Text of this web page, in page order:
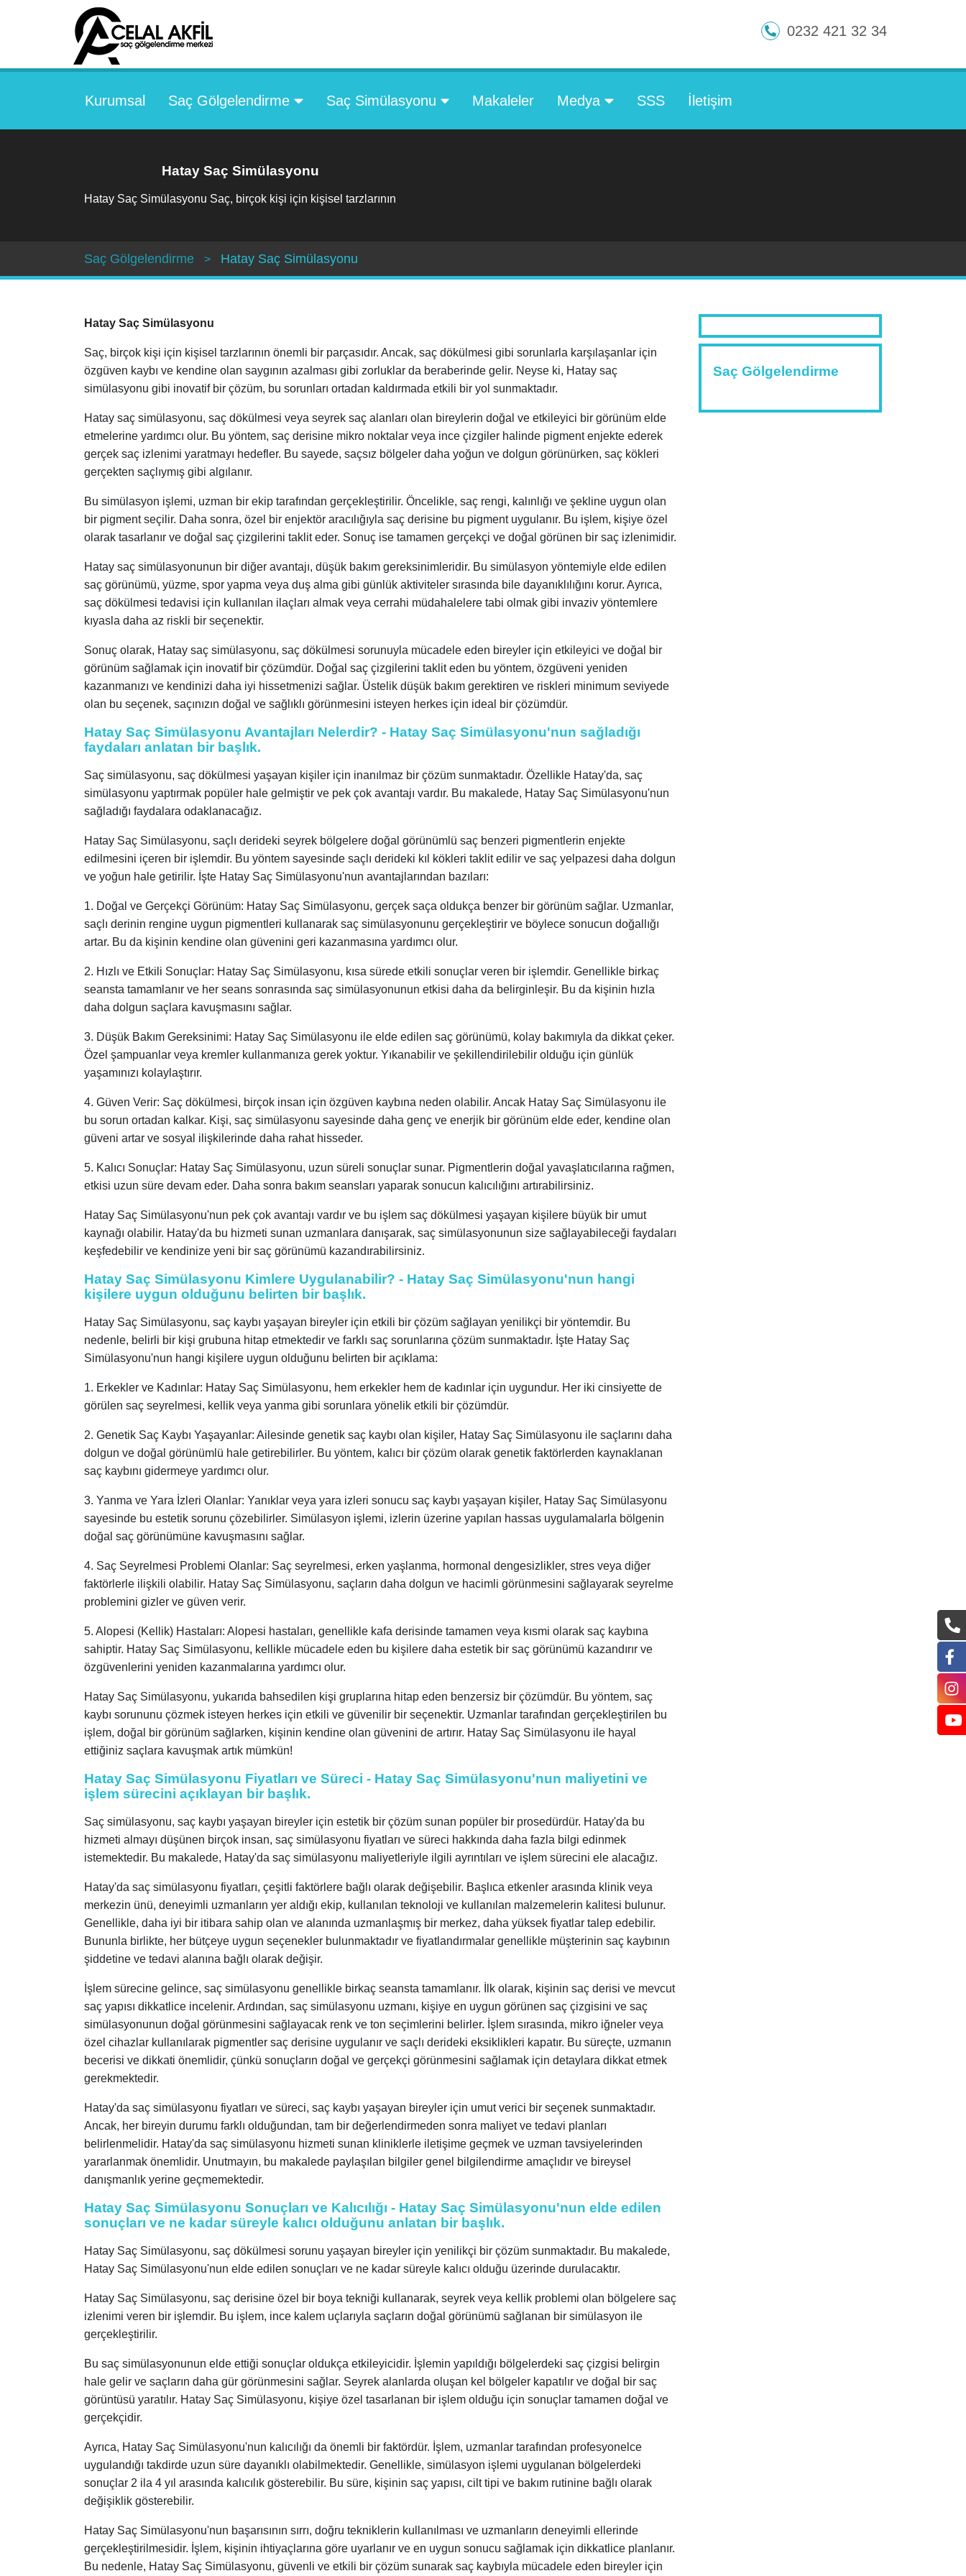
0232 421 32 34
Kurumsal Saç Gölgelendirme Saç Simülasyonu Makaleler Medya SSS İletişim
Hatay Saç Simülasyonu
Hatay Saç Simülasyonu Saç, birçok kişi için kişisel tarzlarının
Saç Gölgelendirme Hatay Saç Simülasyonu
Hatay Saç Simülasyonu
Saç, birçok kişi için kişisel tarzlarının önemli bir parçasıdır. Ancak, saç dökülmesi gibi sorunlarla karşılaşanlar için
özgüven kaybı ve kendine olan saygının azalması gibi zorluklar da beraberinde gelir. Neyse ki, Hatay saç
simülasyonu gibi inovatif bir çözüm, bu sorunları ortadan kaldırmada etkili bir yol sunmaktadır.
Hatay saç simülasyonu, saç dökülmesi veya seyrek saç alanları olan bireylerin doğal ve etkileyici bir görünüm elde
etmelerine yardımcı olur. Bu yöntem, saç derisine mikro noktalar veya ince çizgiler halinde pigment enjekte ederek
gerçek saç izlenimi yaratmayı hedefler. Bu sayede, saçsız bölgeler daha yoğun ve dolgun görünürken, saç kökleri
gerçekten saçlıymış gibi algılanır.
Bu simülasyon işlemi, uzman bir ekip tarafından gerçekleştirilir. Öncelikle, saç rengi, kalınlığı ve şekline uygun olan
bir pigment seçilir. Daha sonra, özel bir enjektör aracılığıyla saç derisine bu pigment uygulanır. Bu işlem, kişiye özel
olarak tasarlanır ve doğal saç çizgilerini taklit eder. Sonuç ise tamamen gerçekçi ve doğal görünen bir saç izlenimidir.
Hatay saç simülasyonunun bir diğer avantajı, düşük bakım gereksinimleridir. Bu simülasyon yöntemiyle elde edilen
saç görünümü, yüzme, spor yapma veya duş alma gibi günlük aktiviteler sırasında bile dayanıklılığını korur. Ayrıca,
saç dökülmesi tedavisi için kullanılan ilaçları almak veya cerrahi müdahalelere tabi olmak gibi invaziv yöntemlere
kıyasla daha az riskli bir seçenektir.
Sonuç olarak, Hatay saç simülasyonu, saç dökülmesi sorunuyla mücadele eden bireyler için etkileyici ve doğal bir
görünüm sağlamak için inovatif bir çözümdür. Doğal saç çizgilerini taklit eden bu yöntem, özgüveni yeniden
kazanmanızı ve kendinizi daha iyi hissetmenizi sağlar. Üstelik düşük bakım gerektiren ve riskleri minimum seviyede
olan bu seçenek, saçınızın doğal ve sağlıklı görünmesini isteyen herkes için ideal bir çözümdür.
Hatay Saç Simülasyonu Avantajları Nelerdir? - Hatay Saç Simülasyonu'nun sağladığı
faydaları anlatan bir başlık.
Saç simülasyonu, saç dökülmesi yaşayan kişiler için inanılmaz bir çözüm sunmaktadır. Özellikle Hatay'da, saç
simülasyonu yaptırmak popüler hale gelmiştir ve pek çok avantajı vardır. Bu makalede, Hatay Saç Simülasyonu'nun
sağladığı faydalara odaklanacağız.
Hatay Saç Simülasyonu, saçlı derideki seyrek bölgelere doğal görünümlü saç benzeri pigmentlerin enjekte
edilmesini içeren bir işlemdir. Bu yöntem sayesinde saçlı derideki kıl kökleri taklit edilir ve saç yelpazesi daha dolgun
ve yoğun hale getirilir. İşte Hatay Saç Simülasyonu'nun avantajlarından bazıları:
1. Doğal ve Gerçekçi Görünüm: Hatay Saç Simülasyonu, gerçek saça oldukça benzer bir görünüm sağlar. Uzmanlar,
saçlı derinin rengine uygun pigmentleri kullanarak saç simülasyonunu gerçekleştirir ve böylece sonucun doğallığı
artar. Bu da kişinin kendine olan güvenini geri kazanmasına yardımcı olur.
2. Hızlı ve Etkili Sonuçlar: Hatay Saç Simülasyonu, kısa sürede etkili sonuçlar veren bir işlemdir. Genellikle birkaç
seansta tamamlanır ve her seans sonrasında saç simülasyonunun etkisi daha da belirginleşir. Bu da kişinin hızla
daha dolgun saçlara kavuşmasını sağlar.
3. Düşük Bakım Gereksinimi: Hatay Saç Simülasyonu ile elde edilen saç görünümü, kolay bakımıyla da dikkat çeker.
Özel şampuanlar veya kremler kullanmanıza gerek yoktur. Yıkanabilir ve şekillendirilebilir olduğu için günlük
yaşamınızı kolaylaştırır.
4. Güven Verir: Saç dökülmesi, birçok insan için özgüven kaybına neden olabilir. Ancak Hatay Saç Simülasyonu ile
bu sorun ortadan kalkar. Kişi, saç simülasyonu sayesinde daha genç ve enerjik bir görünüm elde eder, kendine olan
güveni artar ve sosyal ilişkilerinde daha rahat hisseder.
5. Kalıcı Sonuçlar: Hatay Saç Simülasyonu, uzun süreli sonuçlar sunar. Pigmentlerin doğal yavaşlatıcılarına rağmen,
etkisi uzun süre devam eder. Daha sonra bakım seansları yaparak sonucun kalıcılığını artırabilirsiniz.
Hatay Saç Simülasyonu'nun pek çok avantajı vardır ve bu işlem saç dökülmesi yaşayan kişilere büyük bir umut
kaynağı olabilir. Hatay'da bu hizmeti sunan uzmanlara danışarak, saç simülasyonunun size sağlayabileceği faydaları
keşfedebilir ve kendinize yeni bir saç görünümü kazandırabilirsiniz.
Hatay Saç Simülasyonu Kimlere Uygulanabilir? - Hatay Saç Simülasyonu'nun hangi
kişilere uygun olduğunu belirten bir başlık.
Hatay Saç Simülasyonu, saç kaybı yaşayan bireyler için etkili bir çözüm sağlayan yenilikçi bir yöntemdir. Bu
nedenle, belirli bir kişi grubuna hitap etmektedir ve farklı saç sorunlarına çözüm sunmaktadır. İşte Hatay Saç
Simülasyonu'nun hangi kişilere uygun olduğunu belirten bir açıklama:
1. Erkekler ve Kadınlar: Hatay Saç Simülasyonu, hem erkekler hem de kadınlar için uygundur. Her iki cinsiyette de
görülen saç seyrelmesi, kellik veya yanma gibi sorunlara yönelik etkili bir çözümdür.
2. Genetik Saç Kaybı Yaşayanlar: Ailesinde genetik saç kaybı olan kişiler, Hatay Saç Simülasyonu ile saçlarını daha
dolgun ve doğal görünümlü hale getirebilirler. Bu yöntem, kalıcı bir çözüm olarak genetik faktörlerden kaynaklanan
saç kaybını gidermeye yardımcı olur.
3. Yanma ve Yara İzleri Olanlar: Yanıklar veya yara izleri sonucu saç kaybı yaşayan kişiler, Hatay Saç Simülasyonu
sayesinde bu estetik sorunu çözebilirler. Simülasyon işlemi, izlerin üzerine yapılan hassas uygulamalarla bölgenin
doğal saç görünümüne kavuşmasını sağlar.
4. Saç Seyrelmesi Problemi Olanlar: Saç seyrelmesi, erken yaşlanma, hormonal dengesizlikler, stres veya diğer
faktörlerle ilişkili olabilir. Hatay Saç Simülasyonu, saçların daha dolgun ve hacimli görünmesini sağlayarak seyrelme
problemini gizler ve güven verir.
5. Alopesi (Kellik) Hastaları: Alopesi hastaları, genellikle kafa derisinde tamamen veya kısmi olarak saç kaybına
sahiptir. Hatay Saç Simülasyonu, kellikle mücadele eden bu kişilere daha estetik bir saç görünümü kazandırır ve
özgüvenlerini yeniden kazanmalarına yardımcı olur.
Hatay Saç Simülasyonu, yukarıda bahsedilen kişi gruplarına hitap eden benzersiz bir çözümdür. Bu yöntem, saç
kaybı sorununu çözmek isteyen herkes için etkili ve güvenilir bir seçenektir. Uzmanlar tarafından gerçekleştirilen bu
işlem, doğal bir görünüm sağlarken, kişinin kendine olan güvenini de artırır. Hatay Saç Simülasyonu ile hayal
ettiğiniz saçlara kavuşmak artık mümkün!
Hatay Saç Simülasyonu Fiyatları ve Süreci - Hatay Saç Simülasyonu'nun maliyetini ve
işlem sürecini açıklayan bir başlık.
Saç simülasyonu, saç kaybı yaşayan bireyler için estetik bir çözüm sunan popüler bir prosedürdür. Hatay'da bu
hizmeti almayı düşünen birçok insan, saç simülasyonu fiyatları ve süreci hakkında daha fazla bilgi edinmek
istemektedir. Bu makalede, Hatay'da saç simülasyonu maliyetleriyle ilgili ayrıntıları ve işlem sürecini ele alacağız.
Hatay'da saç simülasyonu fiyatları, çeşitli faktörlere bağlı olarak değişebilir. Başlıca etkenler arasında klinik veya
merkezin ünü, deneyimli uzmanların yer aldığı ekip, kullanılan teknoloji ve kullanılan malzemelerin kalitesi bulunur.
Genellikle, daha iyi bir itibara sahip olan ve alanında uzmanlaşmış bir merkez, daha yüksek fiyatlar talep edebilir.
Bununla birlikte, her bütçeye uygun seçenekler bulunmaktadır ve fiyatlandırmalar genellikle müşterinin saç kaybının
şiddetine ve tedavi alanına bağlı olarak değişir.
İşlem sürecine gelince, saç simülasyonu genellikle birkaç seansta tamamlanır. İlk olarak, kişinin saç derisi ve mevcut
saç yapısı dikkatlice incelenir. Ardından, saç simülasyonu uzmanı, kişiye en uygun görünen saç çizgisini ve saç
simülasyonunun doğal görünmesini sağlayacak renk ve ton seçimlerini belirler. İşlem sırasında, mikro iğneler veya
özel cihazlar kullanılarak pigmentler saç derisine uygulanır ve saçlı derideki eksiklikleri kapatır. Bu süreçte, uzmanın
becerisi ve dikkati önemlidir, çünkü sonuçların doğal ve gerçekçi görünmesini sağlamak için detaylara dikkat etmek
gerekmektedir.
Hatay'da saç simülasyonu fiyatları ve süreci, saç kaybı yaşayan bireyler için umut verici bir seçenek sunmaktadır.
Ancak, her bireyin durumu farklı olduğundan, tam bir değerlendirmeden sonra maliyet ve tedavi planları
belirlenmelidir. Hatay'da saç simülasyonu hizmeti sunan kliniklerle iletişime geçmek ve uzman tavsiyelerinden
yararlanmak önemlidir. Unutmayın, bu makalede paylaşılan bilgiler genel bilgilendirme amaçlıdır ve bireysel
danışmanlık yerine geçmemektedir.
Hatay Saç Simülasyonu Sonuçları ve Kalıcılığı - Hatay Saç Simülasyonu'nun elde edilen
sonuçları ve ne kadar süreyle kalıcı olduğunu anlatan bir başlık.
Hatay Saç Simülasyonu, saç dökülmesi sorunu yaşayan bireyler için yenilikçi bir çözüm sunmaktadır. Bu makalede,
Hatay Saç Simülasyonu'nun elde edilen sonuçları ve ne kadar süreyle kalıcı olduğu üzerinde durulacaktır.
Hatay Saç Simülasyonu, saç derisine özel bir boya tekniği kullanarak, seyrek veya kellik problemi olan bölgelere saç
izlenimi veren bir işlemdir. Bu işlem, ince kalem uçlarıyla saçların doğal görünümü sağlanan bir simülasyon ile
gerçekleştirilir.
Bu saç simülasyonunun elde ettiği sonuçlar oldukça etkileyicidir. İşlemin yapıldığı bölgelerdeki saç çizgisi belirgin
hale gelir ve saçların daha gür görünmesini sağlar. Seyrek alanlarda oluşan kel bölgeler kapatılır ve doğal bir saç
görüntüsü yaratılır. Hatay Saç Simülasyonu, kişiye özel tasarlanan bir işlem olduğu için sonuçlar tamamen doğal ve
gerçekçidir.
Ayrıca, Hatay Saç Simülasyonu'nun kalıcılığı da önemli bir faktördür. İşlem, uzmanlar tarafından profesyonelce
uygulandığı takdirde uzun süre dayanıklı olabilmektedir. Genellikle, simülasyon işlemi uygulanan bölgelerdeki
sonuçlar 2 ila 4 yıl arasında kalıcılık gösterebilir. Bu süre, kişinin saç yapısı, cilt tipi ve bakım rutinine bağlı olarak
değişiklik gösterebilir.
Hatay Saç Simülasyonu'nun başarısının sırrı, doğru tekniklerin kullanılması ve uzmanların deneyimli ellerinde
gerçekleştirilmesidir. İşlem, kişinin ihtiyaçlarına göre uyarlanır ve en uygun sonucu sağlamak için dikkatlice planlanır.
Bu nedenle, Hatay Saç Simülasyonu, güvenli ve etkili bir çözüm sunarak saç kaybıyla mücadele eden bireyler için
Saç Gölgelendirme